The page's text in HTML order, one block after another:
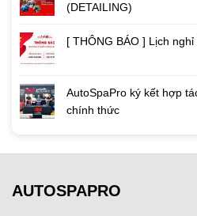
(DETAILING)
[ THÔNG BÁO ] Lịch
AutoSpaPro ký kết hợp
chính thức
AUTOSPAPRO